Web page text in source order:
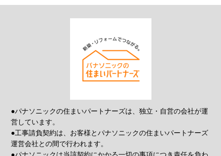
●パナソニックの住まいパートナーズは、独立・自営の会社が運
営しています。
●工事請負契約は、お客様とパナソニックの住まいパートナーズ
運営会社との間で行われます。
●パナソニックは当該契約にかかる一切の事項につき責任を負わ